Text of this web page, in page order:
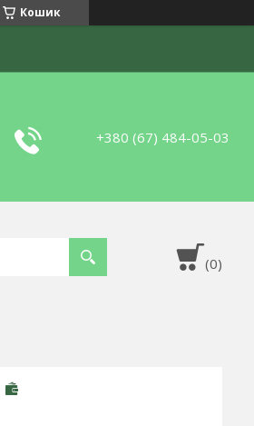
Кошик
+380 (67) 484-05-03